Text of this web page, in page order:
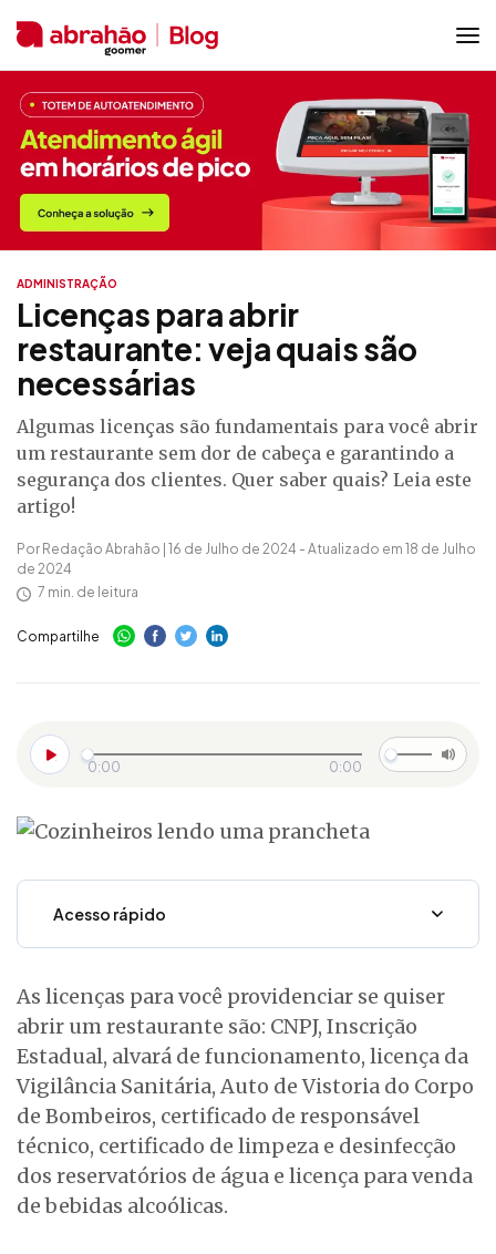
ADMINISTRAÇÃO
Licenças para abrir
restaurante: veja quais são
necessárias
Algumas licenças são fundamentais para você abrir
um restaurante sem dor de cabeça e garantindo a
segurança dos clientes. Quer saber quais? Leia este
artigo!
Por Redação Abrahão | 16 de Julho de 2024 - Atualizado em 18 de Julho
de 2024
7 min. de leitura
Compartilhe
0:00 0:00
Acesso rápido
As licenças para você providenciar se quiser
abrir um restaurante são: CNPJ, Inscrição
Estadual, alvará de funcionamento, licença da
Vigilância Sanitária, Auto de Vistoria do Corpo
de Bombeiros, certificado de responsável
técnico, certificado de limpeza e desinfecção
dos reservatórios de água e licença para venda
de bebidas alcoólicas.